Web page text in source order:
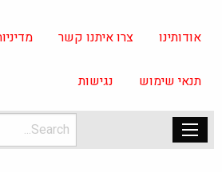
אודותינו צרו איתנו קשר
תנאי שימוש נגישות